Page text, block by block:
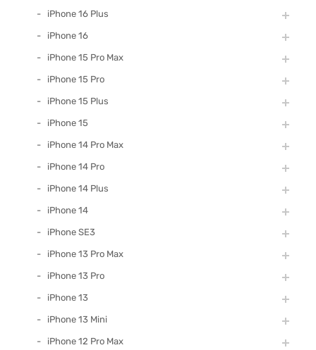
iPhone 16 Plus
iPhone 16
iPhone 15 Pro Max
iPhone 15 Pro
iPhone 15 Plus
iPhone 15
iPhone 14 Pro Max
iPhone 14 Pro
iPhone 14 Plus
iPhone 14
iPhone SE3
iPhone 13 Pro Max
iPhone 13 Pro
iPhone 13
iPhone 13 Mini
iPhone 12 Pro Max